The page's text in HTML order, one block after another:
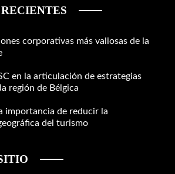
corporativas más valiosas de la
en la articulación de estrategias
región de Bélgica
importancia de reducir la
del turismo